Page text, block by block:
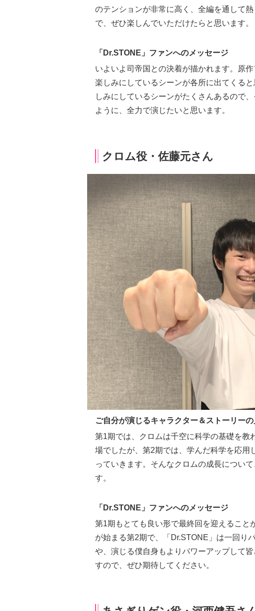
のテンションが非常に高く、全編を通して
で、ぜひ楽しんでいただけたらと思います。
「Dr.STONE」ファンへのメッセージ
いよいよ司帝国との決着が描かれます。原
楽しみにしているシーンが各所に出てくる
しみにしているシーンがたくさんあるので
ように、全力で演じたいと思います。
クロム役・佐藤元さん
ご自分が演じるキャラクター＆ストーリーの
第1期では、クロムは千空に科学の基礎を教
場でしたが、第2期では、学んだ科学を応用
っていきます。そんなクロムの成長につい
す。
「Dr.STONE」ファンへのメッセージ
第1期もとても良い形で最終回を迎えること
が始まる第2期で、「Dr.STONE」は一回り
や、演じる僕自身もよりパワーアップして
すので、ぜひ期待してください。